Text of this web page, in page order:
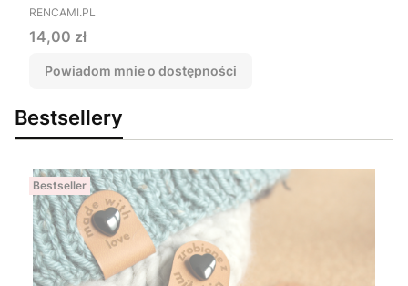
PRODUCENT
RENCAMI.PL
Cena
14,00 zł
Powiadom mnie o dostępności
Bestsellery
Bestseller